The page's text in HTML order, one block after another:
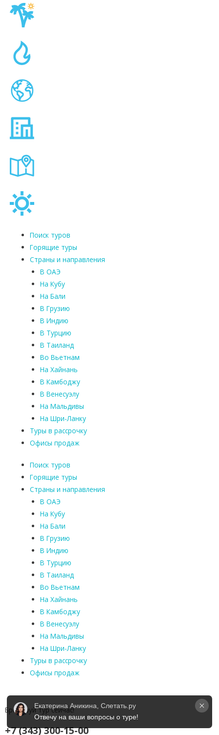
Поиск туров
Горящие туры
Страны и направления
В ОАЭ
На Кубу
На Бали
В Грузию
В Индию
В Турцию
В Таиланд
Во Вьетнам
На Хайнань
В Камбоджу
В Венесуэлу
На Мальдивы
На Шри-Ланку
Туры в рассрочку
Офисы продаж
Поиск туров
Горящие туры
Страны и направления
В ОАЭ
На Кубу
На Бали
В Грузию
В Индию
В Турцию
В Таиланд
Во Вьетнам
На Хайнань
В Камбоджу
В Венесуэлу
На Мальдивы
На Шри-Ланку
Туры в рассрочку
Офисы продаж
Бронируй тур сейчас!
+7 (343) 300-15-00
Екатерина Аникина, Слетать.ру
Отвечу на ваши вопросы о туре!